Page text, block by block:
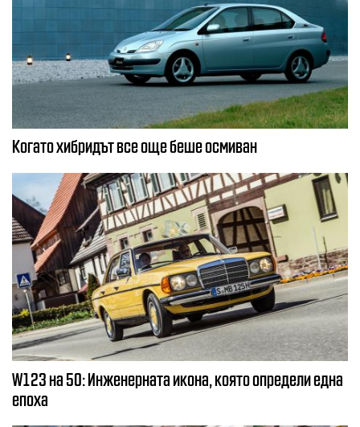
Когато хибридът все още беше осмиван
W123 на 50: Инженерната икона, която определи една
епоха